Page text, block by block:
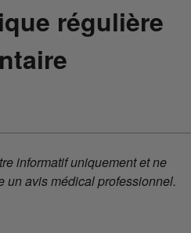
régulière
informatif uniquement et ne
un avis médical professionnel.